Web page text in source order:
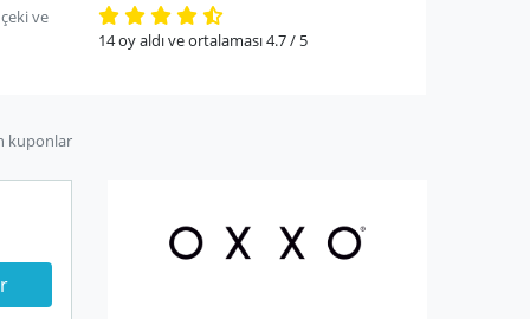
14oy aldı ve ortalaması4.7/ 5
ve
kuponlar